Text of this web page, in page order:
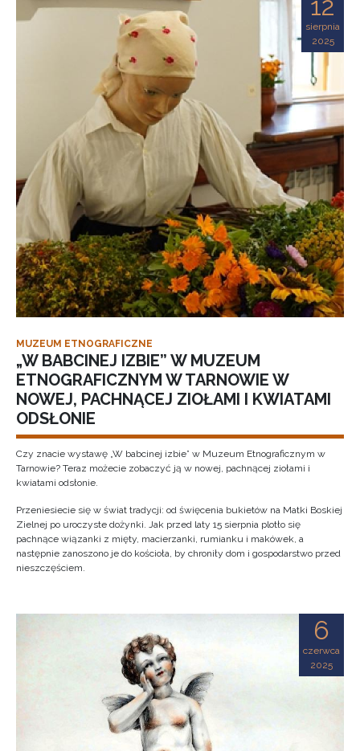
12
sierpnia
2025
MUZEUM ETNOGRAFICZNE
„W BABCINEJ IZBIE” W MUZEUM
ETNOGRAFICZNYM W TARNOWIE W
NOWEJ, PACHNĄCEJ ZIOŁAMI I KWIATAMI
ODSŁONIE
Czy znacie wystawę „W babcinej izbie” w Muzeum Etnograficznym w
Tarnowie? Teraz możecie zobaczyć ją w nowej, pachnącej ziołami i
kwiatami odsłonie.
Przeniesiecie się w świat tradycji: od święcenia bukietów na Matki Boskiej
Zielnej po uroczyste dożynki. Jak przed laty 15 sierpnia plotło się
pachnące wiązanki z mięty, macierzanki, rumianku i makówek, a
następnie zanoszono je do kościoła, by chroniły dom i gospodarstwo przed
nieszczęściem.
6
czerwca
2025